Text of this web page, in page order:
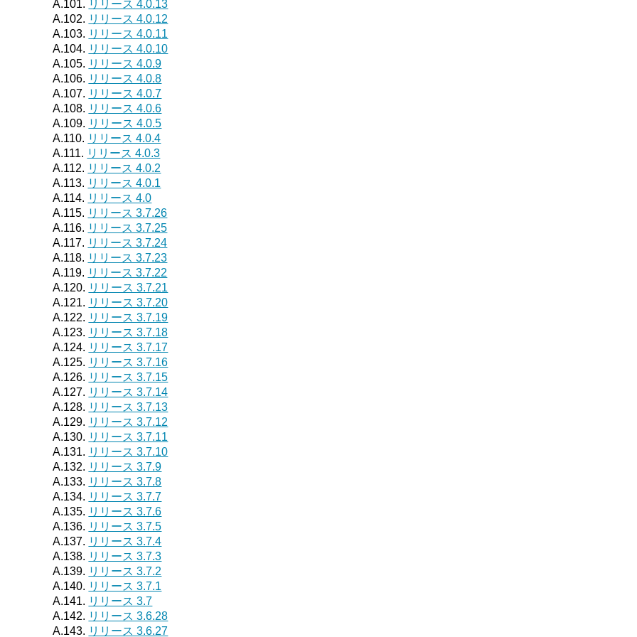
A.101. リリース 4.0.13
A.102. リリース 4.0.12
A.103. リリース 4.0.11
A.104. リリース 4.0.10
A.105. リリース 4.0.9
A.106. リリース 4.0.8
A.107. リリース 4.0.7
A.108. リリース 4.0.6
A.109. リリース 4.0.5
A.110. リリース 4.0.4
A.111. リリース 4.0.3
A.112. リリース 4.0.2
A.113. リリース 4.0.1
A.114. リリース 4.0
A.115. リリース 3.7.26
A.116. リリース 3.7.25
A.117. リリース 3.7.24
A.118. リリース 3.7.23
A.119. リリース 3.7.22
A.120. リリース 3.7.21
A.121. リリース 3.7.20
A.122. リリース 3.7.19
A.123. リリース 3.7.18
A.124. リリース 3.7.17
A.125. リリース 3.7.16
A.126. リリース 3.7.15
A.127. リリース 3.7.14
A.128. リリース 3.7.13
A.129. リリース 3.7.12
A.130. リリース 3.7.11
A.131. リリース 3.7.10
A.132. リリース 3.7.9
A.133. リリース 3.7.8
A.134. リリース 3.7.7
A.135. リリース 3.7.6
A.136. リリース 3.7.5
A.137. リリース 3.7.4
A.138. リリース 3.7.3
A.139. リリース 3.7.2
A.140. リリース 3.7.1
A.141. リリース 3.7
A.142. リリース 3.6.28
A.143. リリース 3.6.27